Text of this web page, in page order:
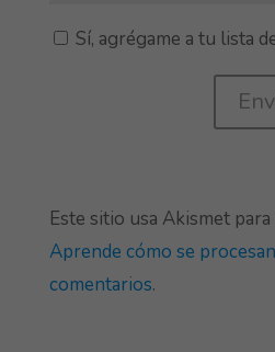
Sí, agrégame a tu lista
Este sitio usa Akismet
Aprende cómo se
comentarios.